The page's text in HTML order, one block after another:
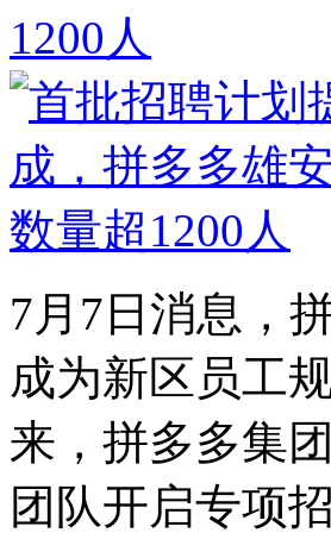
1200人
7月7日消息，
成为新区员工
来，拼多多集
团队开启专项